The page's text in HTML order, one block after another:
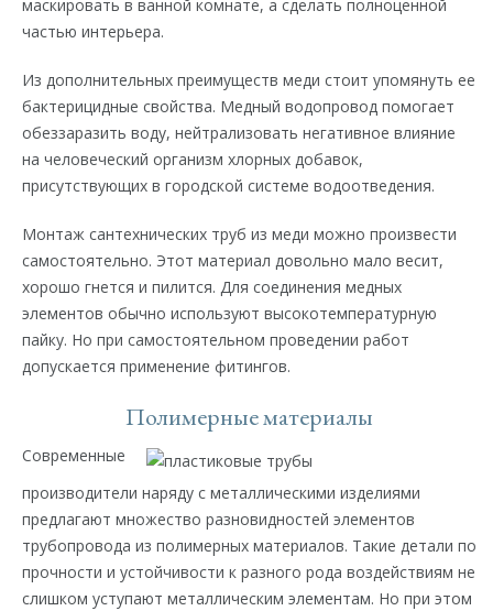
маскировать в ванной комнате, а сделать полноценной
частью интерьера.
Из дополнительных преимуществ меди стоит упомянуть ее
бактерицидные свойства. Медный водопровод помогает
обеззаразить воду, нейтрализовать негативное влияние
на человеческий организм хлорных добавок,
присутствующих в городской системе водоотведения.
Монтаж сантехнических труб из меди можно произвести
самостоятельно. Этот материал довольно мало весит,
хорошо гнется и пилится. Для соединения медных
элементов обычно используют высокотемпературную
пайку. Но при самостоятельном проведении работ
допускается применение фитингов.
Полимерные материалы
Современные
производители наряду с металлическими изделиями
предлагают множество разновидностей элементов
трубопровода из полимерных материалов. Такие детали по
прочности и устойчивости к разного рода воздействиям не
слишком уступают металлическим элементам. Но при этом